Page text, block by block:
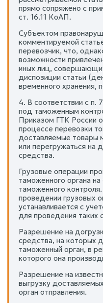
прямо сопряжено с
ст. 16.11 КоАП.
Субъектом
комментируемой
перевозчик, что,
возможности
иных лиц,
диспозиции статьи
временного хранения,
4. В соответствии с п.
под таможенным
Приказом ГТК России
процессе перевозки
доставляемые товары
или перегружаться на
средства.
Грузовые операции
таможенного органа
таможенного
проведении грузовых
устанавливается с
для проведения таких
Разрешение на
средства, на которых
таможенный орган, в
которого она
Разрешение на
выгрузку
орган отправления.